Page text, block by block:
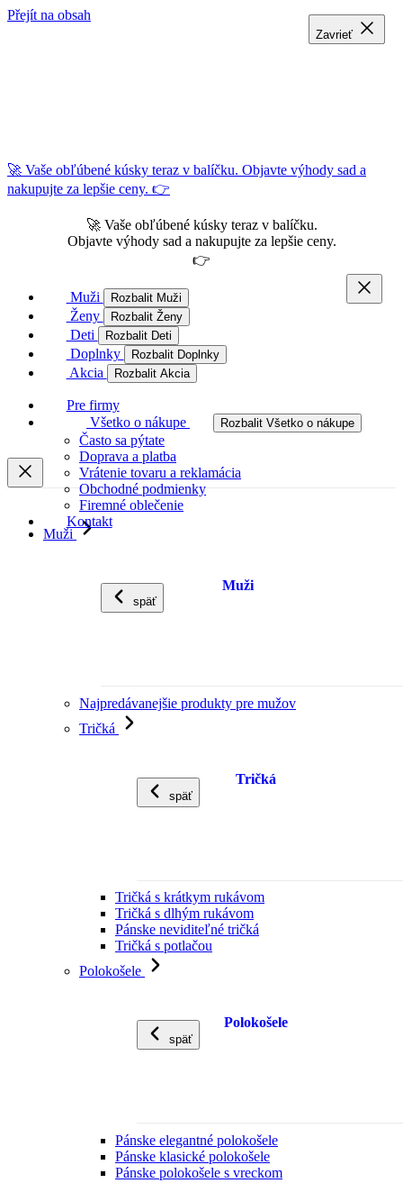
Přejít na obsah
🚀 Vaše obľúbené kúsky teraz v balíčku. Objavte výhody sad a
nakupujte za lepšie ceny. 👉
🚀 Vaše obľúbené kúsky teraz v balíčku.
Objavte výhody sad a nakupujte za lepšie ceny.
👉
Muži Rozbalit Muži
Ženy Rozbalit Ženy
Deti Rozbalit Deti
Doplnky Rozbalit Doplnky
Akcia Rozbalit Akcia
Pre firmy
Všetko o nákupe
Rozbalit Všetko o nákupe
Často sa pýtate
Doprava a platba
Vrátenie tovaru a reklamácia
Obchodné podmienky
Firemné oblečenie
Kontakt
Muži
späť
Muži
Najpredávanejšie produkty pre mužov
Tričká
späť
Tričká
Tričká s krátkym rukávom
Tričká s dlhým rukávom
Pánske neviditeľné tričká
Tričká s potlačou
Polokošele
späť
Polokošele
Pánske elegantné polokošele
Pánske klasické polokošele
Pánske polokošele s vreckom
Zavrieť
Zavrieť
Zavrieť